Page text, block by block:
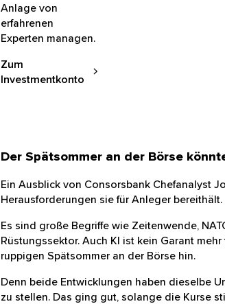
Anlage von
erfahrenen
Experten managen.
Zum
Investmentkonto
Der Spätsommer an der Börse
Ein Ausblick von Consorsbank
Herausforderungen sie für Anleger
Es sind große Begriffe wie Zeitenwende,
Rüstungssektor. Auch KI ist kein Garant
ruppigen Spätsommer an der Börse hin.
Denn beide Entwicklungen haben
Fragen zu stellen. Das ging gut, solange